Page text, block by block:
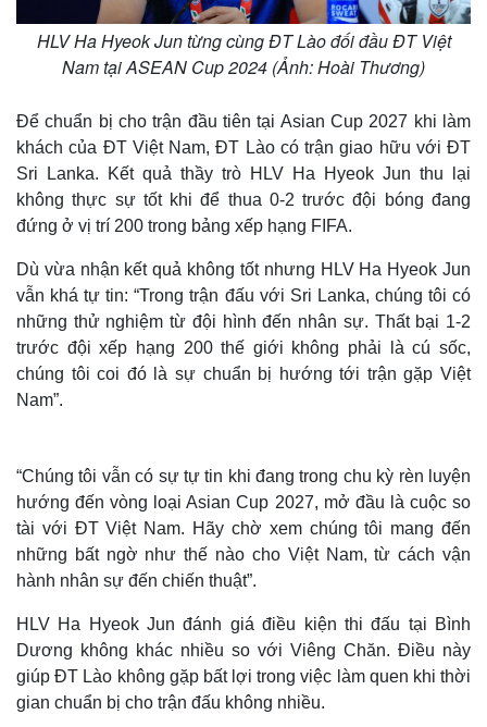
HLV Ha Hyeok Jun từng cùng ĐT Lào đối đầu ĐT Việt
Nam tại ASEAN Cup 2024 (Ảnh: Hoài Thương)
Để chuẩn bị cho trận đầu tiên tại Asian Cup 2027 khi làm
khách của ĐT Việt Nam, ĐT Lào có trận giao hữu với ĐT
Sri Lanka. Kết quả thầy trò HLV Ha Hyeok Jun thu lại
không thực sự tốt khi để thua 0-2 trước đội bóng đang
đứng ở vị trí 200 trong bảng xếp hạng FIFA.
Dù vừa nhận kết quả không tốt nhưng HLV Ha Hyeok Jun
vẫn khá tự tin: “Trong trận đấu với Sri Lanka, chúng tôi có
những thử nghiệm từ đội hình đến nhân sự. Thất bại 1-2
trước đội xếp hạng 200 thế giới không phải là cú sốc,
chúng tôi coi đó là sự chuẩn bị hướng tới trận gặp Việt
Nam”.
“Chúng tôi vẫn có sự tự tin khi đang trong chu kỳ rèn luyện
hướng đến vòng loại Asian Cup 2027, mở đầu là cuộc so
tài với ĐT Việt Nam. Hãy chờ xem chúng tôi mang đến
những bất ngờ như thế nào cho Việt Nam, từ cách vận
hành nhân sự đến chiến thuật”.
HLV Ha Hyeok Jun đánh giá điều kiện thi đấu tại Bình
Dương không khác nhiều so với Viêng Chăn. Điều này
giúp ĐT Lào không gặp bất lợi trong việc làm quen khi thời
gian chuẩn bị cho trận đấu không nhiều.